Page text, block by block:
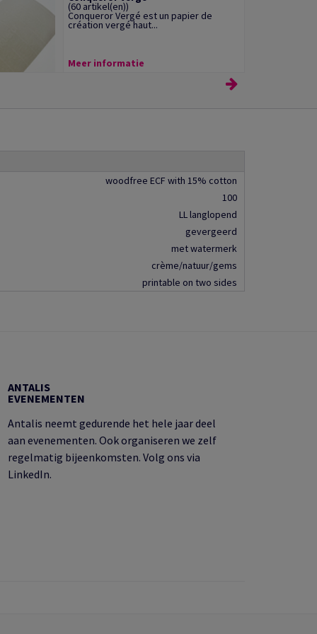
(60 artikel(en))
Conqueror Vergé est un papier de
création vergé haut...
Meer informatie
woodfree ECF with 15% cotton
100
LL langlopend
gevergeerd
met watermerk
crème/natuur/gems
printable on two sides
ANTALIS
EVENEMENTEN
Antalis neemt gedurende het hele jaar deel
aan evenementen. Ook organiseren we zelf
regelmatig bijeenkomsten. Volg ons via
LinkedIn.